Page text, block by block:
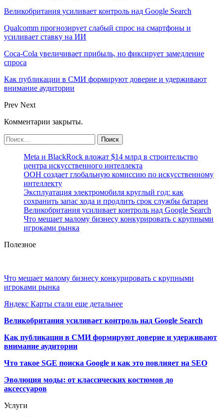
Великобритания усиливает контроль над Google Search
Qualcomm прогнозирует слабый спрос на смартфоны и
усиливает ставку на ИИ
Coca-Cola увеличивает прибыль, но фиксирует замедление
спроса
Как публикации в СМИ формируют доверие и удерживают
внимание аудитории
Prev Next
Комментарии закрыты.
Meta и BlackRock вложат $14 млрд в строительство
центра искусственного интеллекта
ООН создает глобальную комиссию по искусственному
интеллекту
Эксплуатация электромобиля круглый год: как
сохранить запас хода и продлить срок службы батареи
Великобритания усиливает контроль над Google Search
Что мешает малому бизнесу конкурировать с крупными
игроками рынка
Полезное
Что мешает малому бизнесу конкурировать с крупными
игроками рынка
Яндекс Карты стали еще детальнее
Великобритания усиливает контроль над Google Search
Как публикации в СМИ формируют доверие и удерживают
внимание аудитории
Что такое SGE поиска Google и как это повлияет на SEO
Эволюция моды: от классических костюмов до
аксессуаров
Услуги